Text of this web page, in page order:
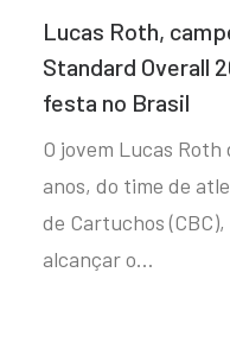
Lucas Roth,
Standard Overall
festa no Brasil
O jovem Lucas Roth
anos, do time de
de Cartuchos
alcançar o…